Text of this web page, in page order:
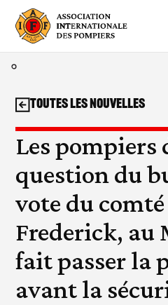
contenu
Les pompiers
question du
vote du comté
Frederick, au
fait passer la
avant la
Toutes les nouvelles